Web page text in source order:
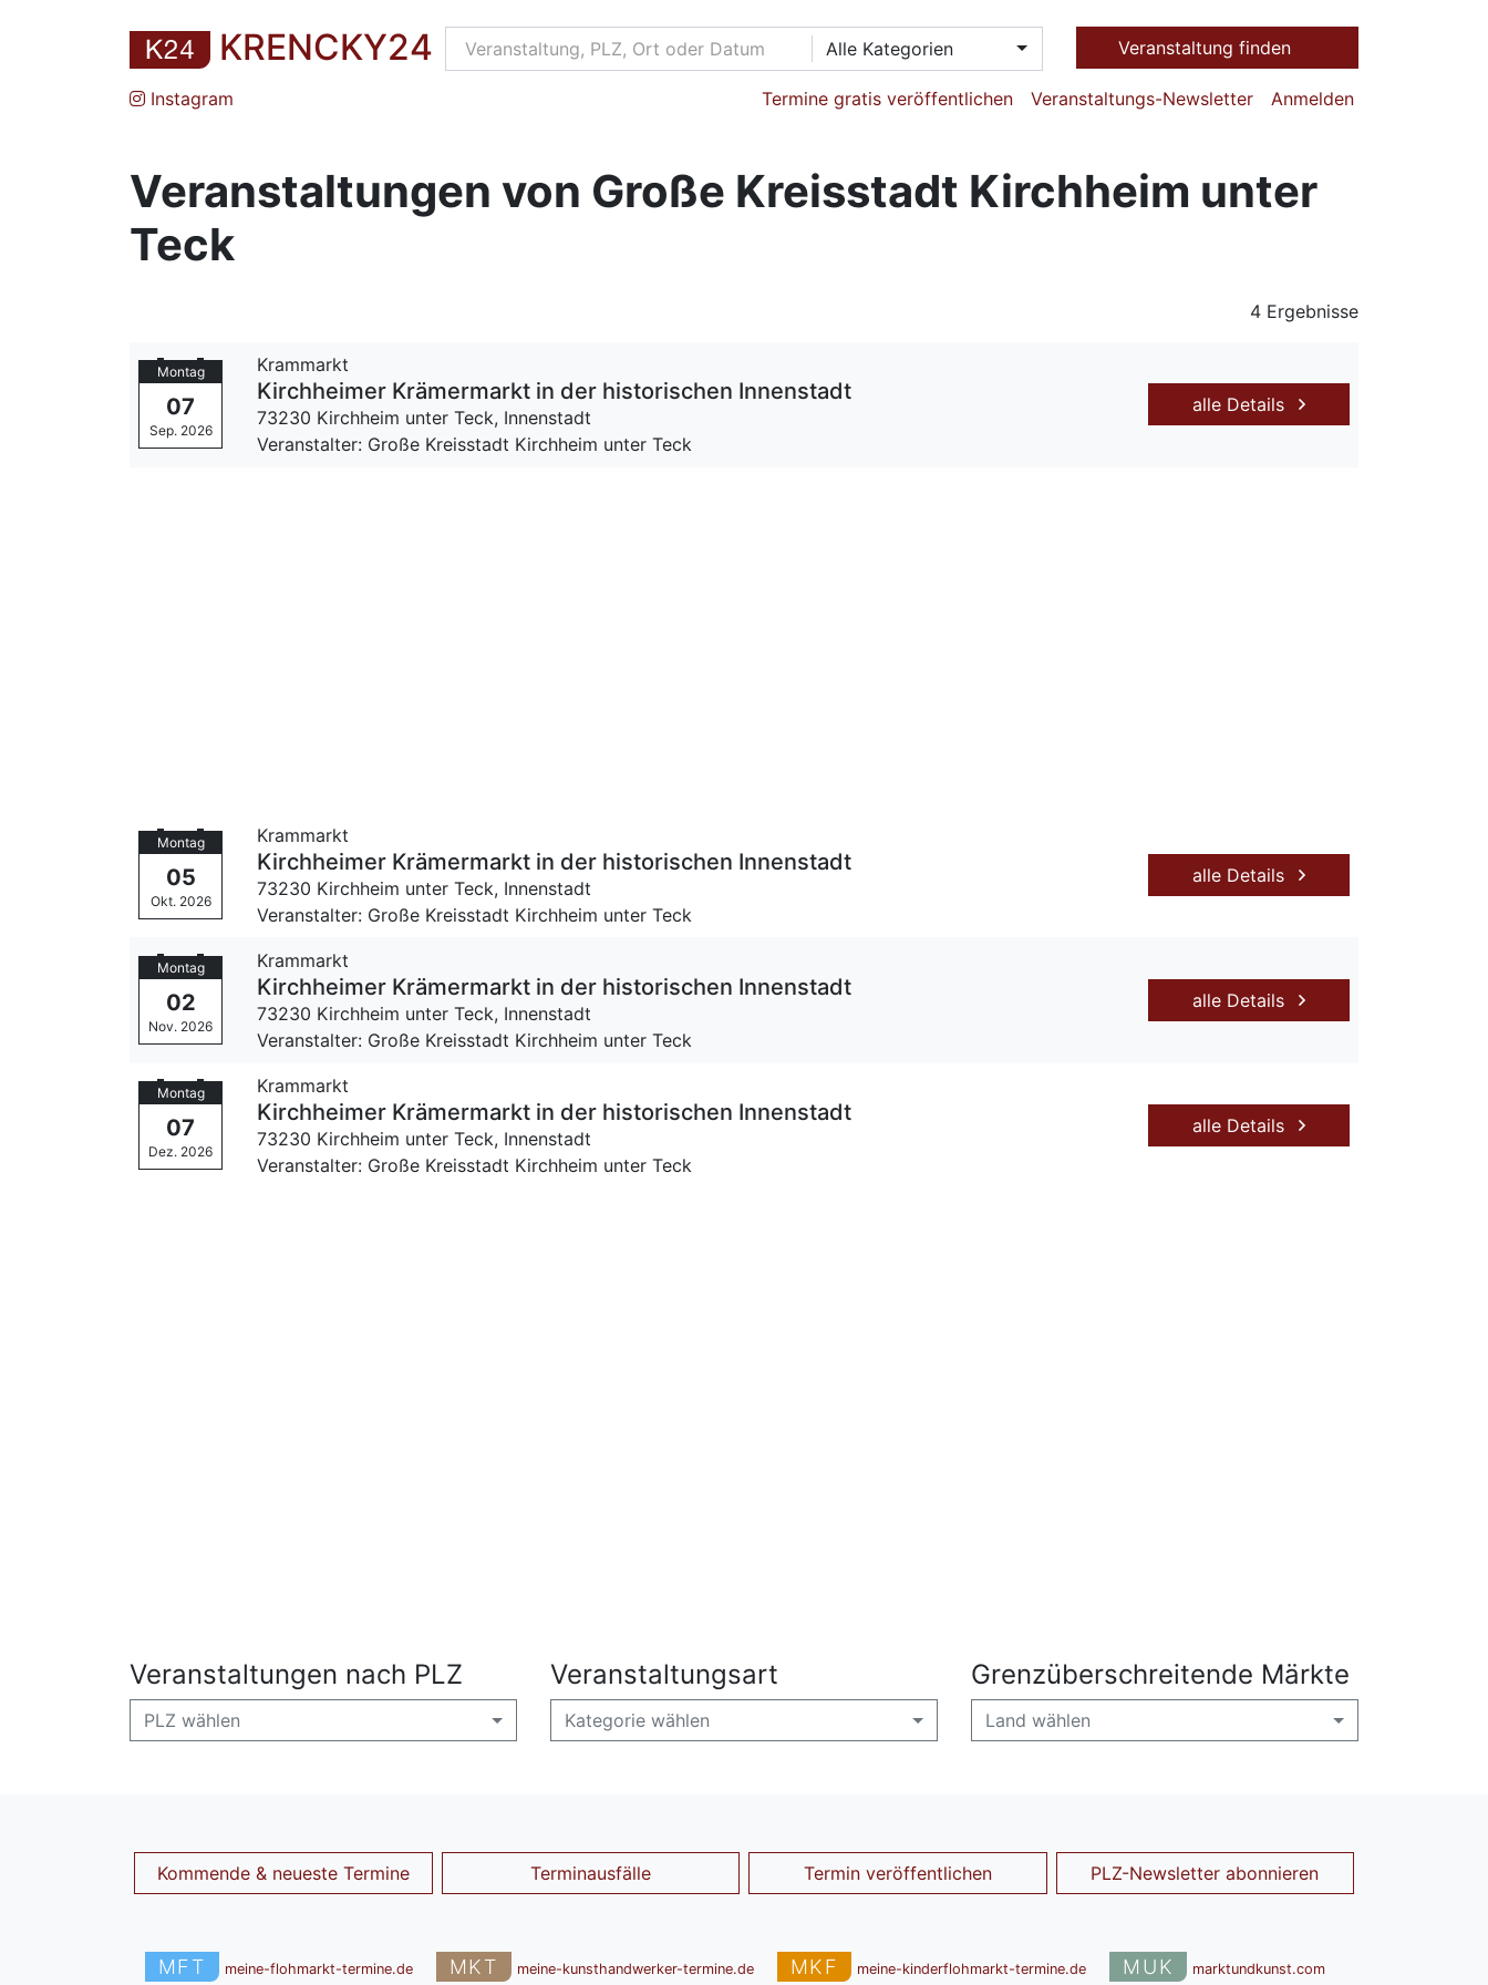
KRENCKY24 Alle Kategorien Veranstaltung finden
Instagram Termine gratis veröffentlichen Veranstaltungs-Newsletter Anmelden
Veranstaltungen von Große Kreisstadt Kirchheim unter
Teck
4 Ergebnisse
Montag
07
Sep. 2026
Krammarkt
Kirch­hei­mer Krämermarkt in der his­to­ri­schen In­nen­stadt
73230 Kirchheim unter Teck, Innenstadt
Veranstalter: Große Kreisstadt Kirchheim unter Teck
alle Details
Montag
05
Okt. 2026
Krammarkt
Kirch­hei­mer Krämermarkt in der his­to­ri­schen In­nen­stadt
73230 Kirchheim unter Teck, Innenstadt
Veranstalter: Große Kreisstadt Kirchheim unter Teck
alle Details
Montag
02
Nov. 2026
Krammarkt
Kirch­hei­mer Krämermarkt in der his­to­ri­schen In­nen­stadt
73230 Kirchheim unter Teck, Innenstadt
Veranstalter: Große Kreisstadt Kirchheim unter Teck
alle Details
Montag
07
Dez. 2026
Krammarkt
Kirch­hei­mer Krämermarkt in der his­to­ri­schen In­nen­stadt
73230 Kirchheim unter Teck, Innenstadt
Veranstalter: Große Kreisstadt Kirchheim unter Teck
alle Details
Veranstaltungen nach PLZ
PLZ wählen
Veranstaltungsart
Kategorie wählen
Grenzüberschreitende Märkte
Land wählen
Kommende & neueste Termine Terminausfälle Termin veröffentlichen PLZ-Newsletter abonnieren
MFT meine-flohmarkt-termine.de MKT meine-kunsthandwerker-termine.de MKF meine-kinderflohmarkt-termine.de MUK marktundkunst.com